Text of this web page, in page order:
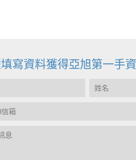
寫資料獲得亞旭第一手